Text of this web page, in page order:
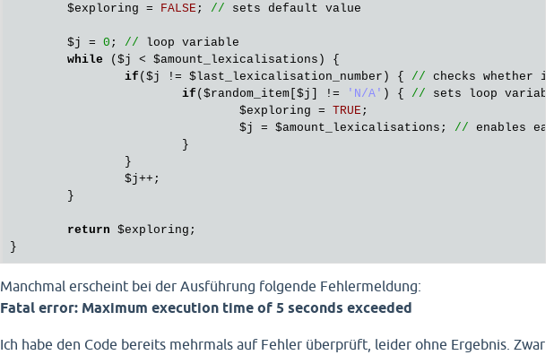
$random_lexicalisation_number
// checks whether lexicalisation number is different from
$random_lexicalisation_number ==
$random_lexicalisation_number
$random_lexicalisation_number
= ;
if ($random_item[$random_lexicalisation_number] == 'N/A') {
$search = TRUE; // loop variable
while ($search == TRUE) {
if (exploreItem($random_item,
$exploring = FALSE; // sets default value
$j = 0 ; // loop variable
while ( $j < $amount_lexicalisations ) {
if ( $j != $last_lexicalisation_number ) { // checks whether
if ( $random_item $j ] != 'N/A' ) { // sets loop
$exploring = TRUE;
$j
= $amount_lexicalisations ; // enables
$j++;
return $exploring ;
Manchmal erscheint bei der Ausführung folgende Fehlermeldung:
Fatal error: Maximum execution time of 5 seconds exceeded
Ich habe den Code bereits mehrmals auf Fehler überprüft, leider ohne Ergebnis. Zwar